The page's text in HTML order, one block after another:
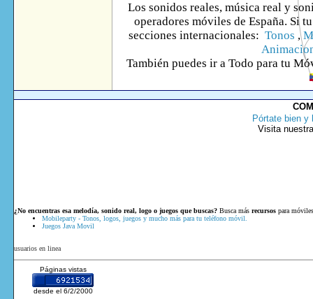
Los sonidos reales, música real y
operadores móviles de España. Si
secciones internacionales: Tonos ,
También puedes ir a Todo para tu
Pórtate bien y
Visita
¿No encuentras esa melodía, sonido real, logo o juegos que buscas? Busca más recursos para
Mobileparty - Tonos, logos, juegos y mucho más para tu teléfono móvil.
Juegos Java Movil
usuarios en linea
Páginas vistas
desde el 6/2/2000